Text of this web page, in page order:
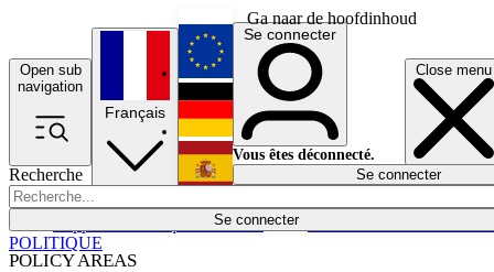
Ga naar de hoofdinhoud
Open sub
navigation
Close menu
Recherche
Se connecter
POLICY AREAS
Économie
Français
English
Deutsch
Español
Se connecter
Vous êtes déconnecté.
Se connecter
POLITIQUE